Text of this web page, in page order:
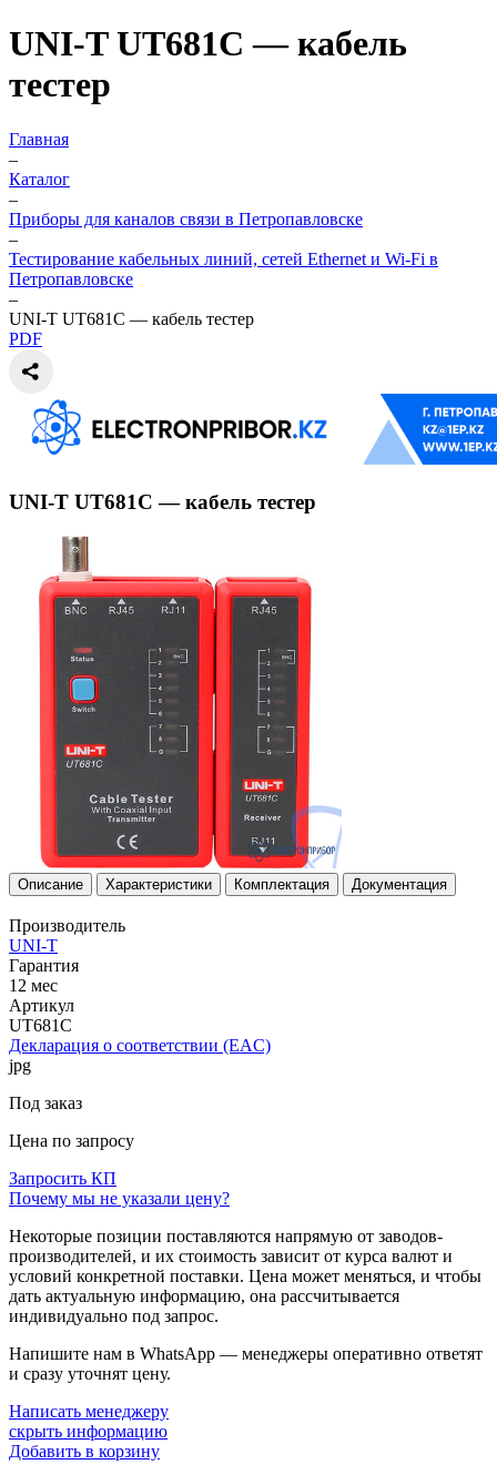
UNI-T UT681C — кабель
тестер
Главная
–
Каталог
–
Приборы для каналов связи в Петропавловске
–
Тестирование кабельных линий, сетей Ethernet и Wi-Fi в
Петропавловске
–
UNI-T UT681C — кабель тестер
PDF
UNI-T UT681C — кабель тестер
Описание Характеристики Комплектация Документация
Производитель
UNI-T
Гарантия
12 мес
Артикул
UT681C
Декларация о соответствии (EAC)
jpg
Под заказ
Цена по запросу
Запросить КП
Почему мы не указали цену?
Некоторые позиции поставляются напрямую от заводов-
производителей, и их стоимость зависит от курса валют и
условий конкретной поставки. Цена может меняться, и чтобы
дать актуальную информацию, она рассчитывается
индивидуально под запрос.
Напишите нам в WhatsApp — менеджеры оперативно ответят
и сразу уточнят цену.
Написать менеджеру
скрыть информацию
Добавить в корзину